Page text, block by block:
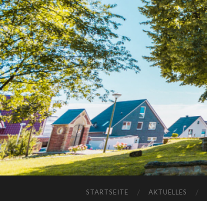
STARTSEITE AKTUELLES